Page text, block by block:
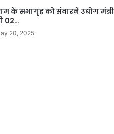
के सभागृह को संवारने उद्योग मंत्री
02…
20, 2025